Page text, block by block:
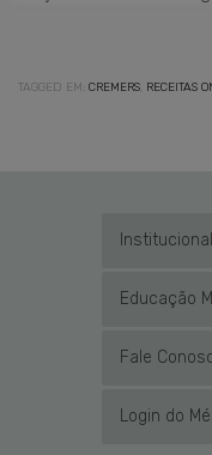
TAGGED EM: CREMERS RECEITAS
Institucional
Educação
Fale
Login do